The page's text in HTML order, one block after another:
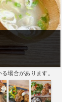
場合があります。